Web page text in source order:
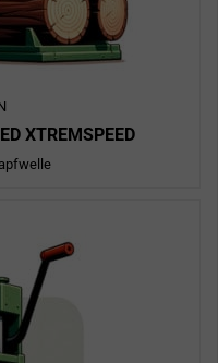
XTREMSPEED